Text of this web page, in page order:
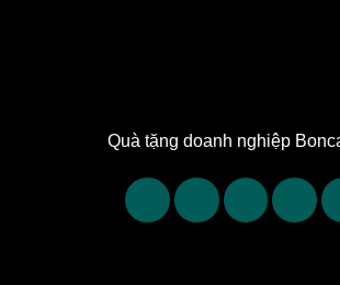
Quà tặng doanh nghiệp